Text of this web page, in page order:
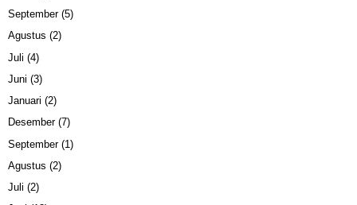
September(5)
Agustus (2)
Juli (4)
Juni (3)
Januari (2)
Desember(7)
September(1)
Agustus (2)
Juli (2)